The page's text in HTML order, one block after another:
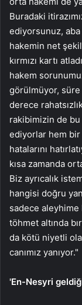
Buradaki
ediyorsunuz,
hakemin net
kırmızı kartı
hakem
görülmüyor, süre
derece
rakibimizin de
ediyorlar hem bir
hatalarını
kısa zamanda
Biz ayrıcalık
hangisi doğru
sadece aleyhime
töhmet altında
da kötü niyetli
canımız yanıyor."
'En-Nesyri